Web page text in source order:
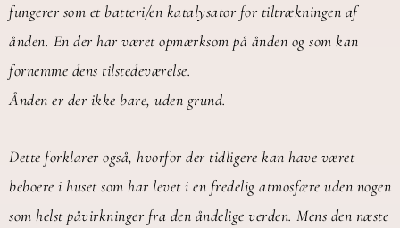
fungerer som et batteri/en katalysator for tiltrækningen af
ånden. En der har været opmærksom på ånden og som kan
fornemme dens tilstedeværelse.
Ånden er der ikke bare, uden grund.
Dette forklarer også, hvorfor der tidligere kan have været
beboere i huset som har levet i en fredelig atmosfære uden nogen
som helst påvirkninger fra den åndelige verden. Mens den næste